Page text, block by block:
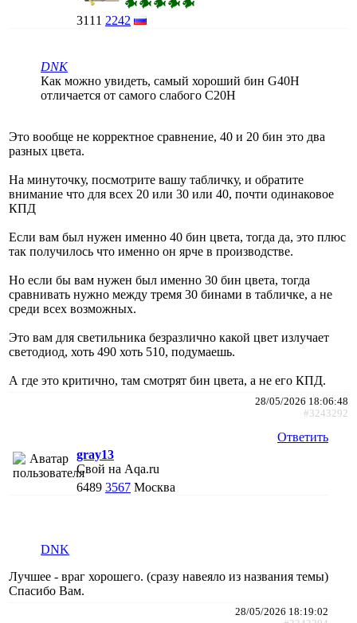
3111 2242
DNK
Как можно увидеть, самый хороший бин G40H
отличается от самого слабого C20H
Это вообще не корректное сравнение, 40 и 20 бин это два
разных цвета.
На минуточку, посмотрите вашу табличку, и обратите
внимание что для всех 20 или 30 или 40, почти одинаковое
КПД
Если вам был нужен именно 40 бин цвета, тогда да, это плюс
так получилось что именно он ярче в производстве.
Но если бы вам нужен был именно 30 бин цвета, тогда
сравнивать нужно между тремя 30 бинами в табличке, а не
среди всех возможных.
Это вам для светильника безразлично какой цвет излучает
светодиод, хоть 490 хоть 510, подумаешь.
А где это критично, там смотрят бин цвета, а не его КПД.
28/05/2026 18:06:48
#3243292
Ответить
gray13
Свой на Aqa.ru
6489 3567 Москва
DNK
Лучшее - враг хорошего. (сразу навеяло из названия темы)
Спасибо Вам.
28/05/2026 18:19:02